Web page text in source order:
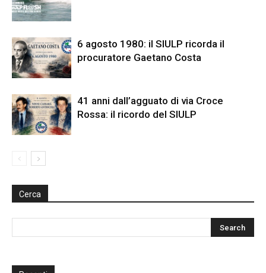
6 agosto 1980: il SIULP ricorda il
procuratore Gaetano Costa
41 anni dall’agguato di via Croce
Rossa: il ricordo del SIULP
Cerca